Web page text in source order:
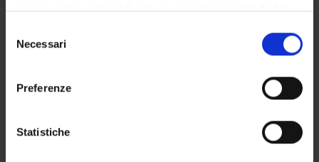
privacy sono applicabili solo su questa proprietà digitale
modificare o revocare il proprio consenso in qualsiasi
momento dalla Dichiarazione sui cookie o facendo clic
raccogliere informazioni sulla tua posizione
geografica, con un'approssimazione di qualche
delNecessari
Preferenze
Statistiche
Contatti